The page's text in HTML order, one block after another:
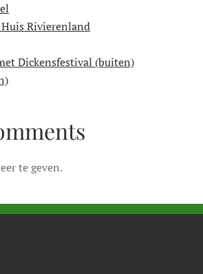
Rivierenland
Dickensfestival (buiten)
te geven.